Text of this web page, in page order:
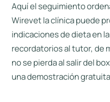
Aquí el seguimiento
Wirevetla clínica puede
indicaciones de dieta en
recordatorios al tutor, de
no se pierda al salir del
unademostración gratuita